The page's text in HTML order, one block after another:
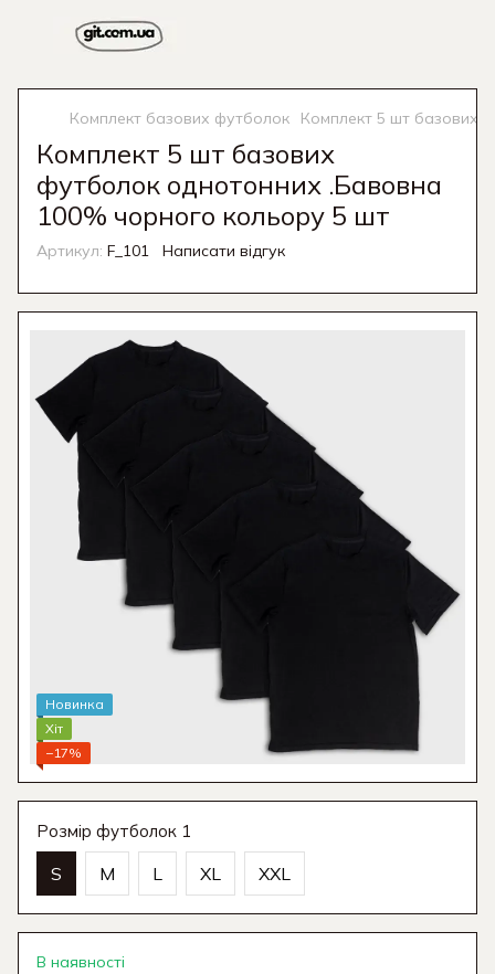
Комплект базових футболок Комплект 5 шт базових
Комплект 5 шт базових
футболок однотонних .Бавовна
100% чорного кольору 5 шт
Артикул: F_101 Написати відгук
Новинка
Хіт
−17%
Розмір футболок 1
S M L XL XXL
В наявності